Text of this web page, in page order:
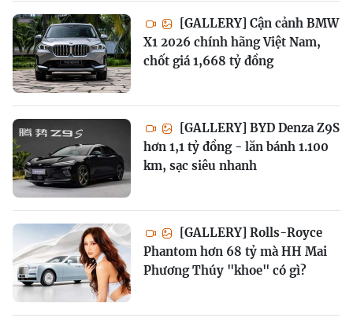
[GALLERY] Cận cảnh BMW
X1 2026 chính hãng Việt Nam,
chốt giá 1,668 tỷ đồng
[GALLERY] BYD Denza Z9S
hơn 1,1 tỷ đồng - lăn bánh 1.100
km, sạc siêu nhanh
[GALLERY] Rolls-Royce
Phantom hơn 68 tỷ mà HH Mai
Phương Thúy "khoe" có gì?